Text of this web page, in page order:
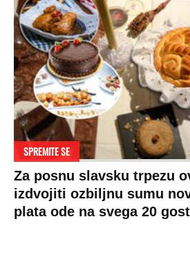
Auto
Prijatelji sajta
Pratite nas na: